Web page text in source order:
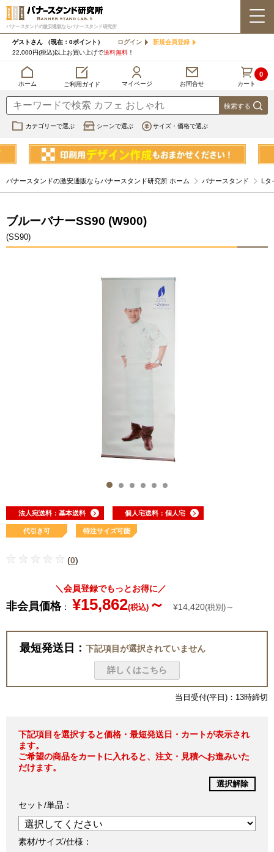
バナースタンドの激安通販ならバナースタンド研究所
ゲストさん （現在：0ポイント） ログイン
新規会員登録
22,000円(税込)以上お買い上げで送料無料 ！
ホーム ご利用ガイド マイページ お問合せ カート
0
カテゴリーで選ぶ シーンで選ぶ サイズ・価格で選ぶ
バナースタンドの激安通販ならバナースタンド研究所 ホーム バナースタンド Lタ
ブルーバナーSS90 (W900)
(SS90)
法人宛送料：基本送料 個人宅送料：個人宅
代引き可 特注サイズ可能
(0)
＼会員登録でもっとお得に／
非会員価格： ¥15,862(税込) ～ ¥14,420(税別) ～
最短発送日： 下記項目が選択されていません
詳しくはこちら
当日受付(平日)：13時締切
下記項目を選択すると価格・最短発送日・カートが表示され
ます。
ご希望の商品をカートに入れると、注文・見積へお進みいた
だけます。
選択解除
セット/単品：
素材/サイズ/仕様：